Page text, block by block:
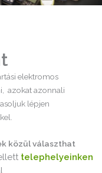
elektromos
azokat azonnali
lépjen
közül választhat
telephelyeinken